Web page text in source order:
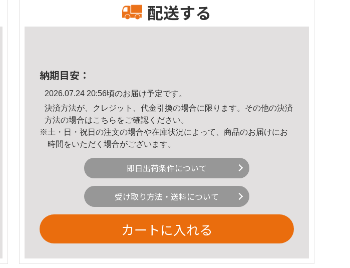
配送する
納期目安：
2026.07.24 20:56頃のお届け予定です。
決済方法が、クレジット、代金引換の場合に限ります。その他の決済
方法の場合はこちら をご確認ください。
※土・日・祝日の注文の場合や在庫状況によって、商品のお届けにお
時間をいただく場合がございます。
即日出荷条件について
受け取り方法・送料について
カートに入れる